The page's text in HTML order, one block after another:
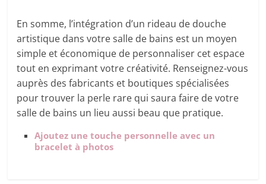
En somme, l’intégration d’un rideau de douche
artistique dans votre salle de bains est un moyen
simple et économique de personnaliser cet espace
tout en exprimant votre créativité. Renseignez-vous
auprès des fabricants et boutiques spécialisées
pour trouver la perle rare qui saura faire de votre
salle de bains un lieu aussi beau que pratique.
Ajoutez une touche personnelle avec un
bracelet à photos